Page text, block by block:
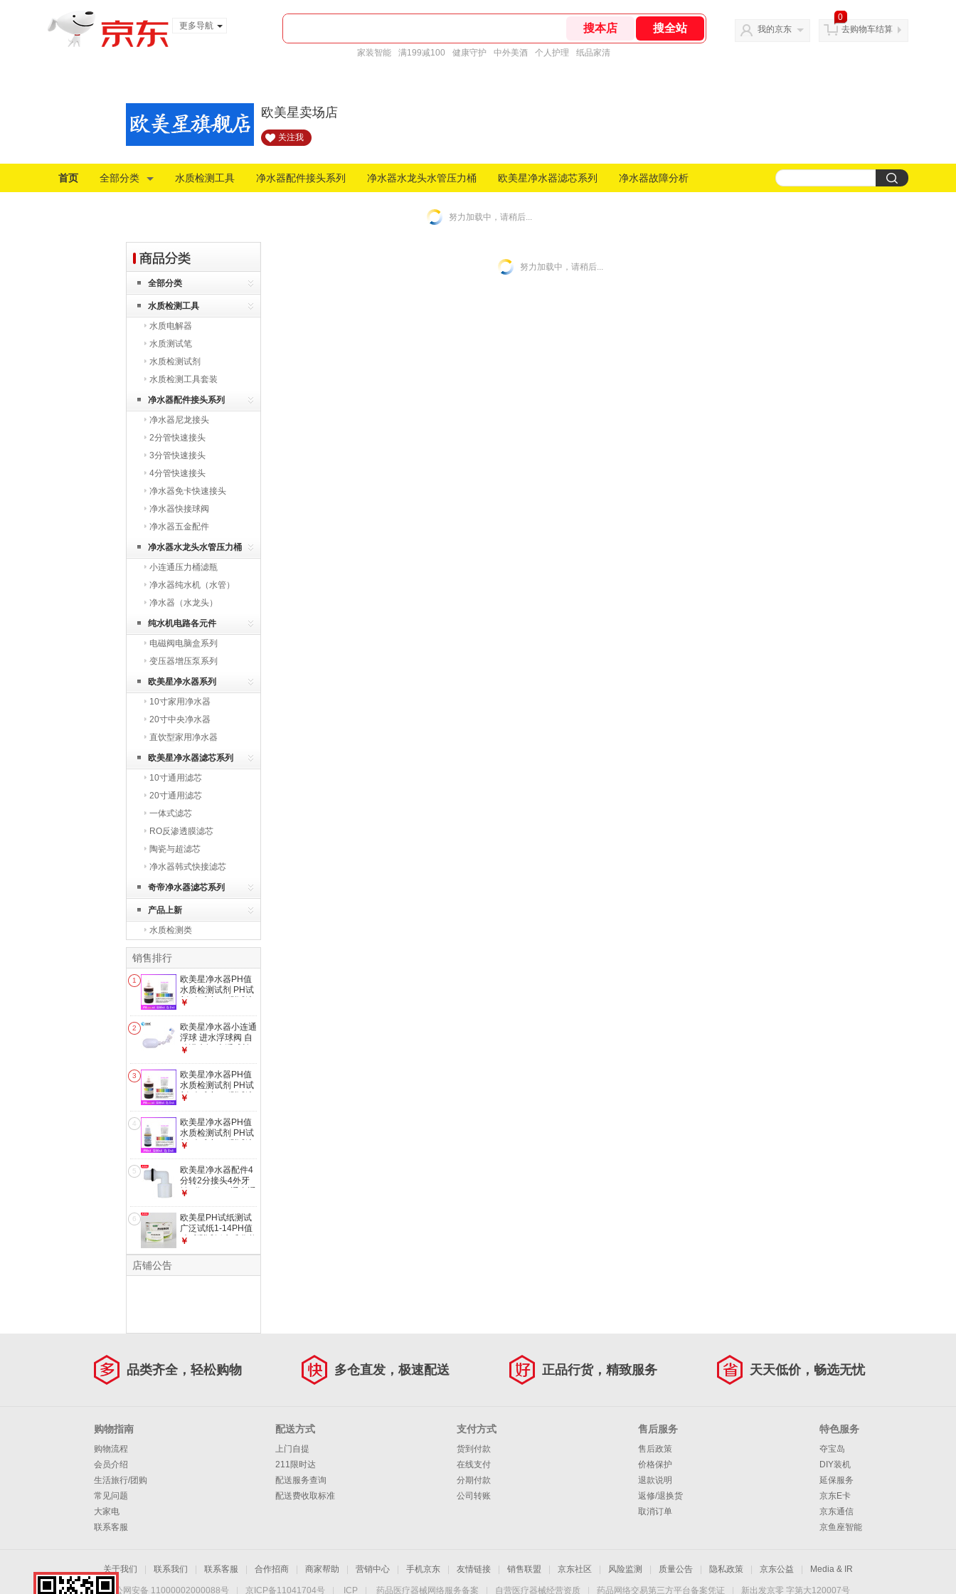
更多导航
家装智能 满199减100 健康守护 中外美酒 个人护理 纸品家清
我的京东
0
去购物车结算
欧美星卖场店
关注我
首页 全部分类 水质检测工具 净水器配件接头系列 净水器水龙头水管压力桶 欧美星净水器滤芯系列 净水器故障分析
努力加载中，请稍后...
全部分类
水质检测工具
水质电解器
水质测试笔
水质检测试剂
水质检测工具套装
净水器配件接头系列
净水器尼龙接头
2分管快速接头
3分管快速接头
4分管快速接头
净水器免卡快速接头
净水器快接球阀
净水器五金配件
净水器水龙头水管压力桶
小连通压力桶滤瓶
净水器纯水机（水管）
净水器（水龙头）
纯水机电路各元件
电磁阀电脑盒系列
变压器增压泵系列
欧美星净水器系列
10寸家用净水器
20寸中央净水器
直饮型家用净水器
欧美星净水器滤芯系列
10寸通用滤芯
20寸通用滤芯
一体式滤芯
RO反渗透膜滤芯
陶瓷与超滤芯
净水器韩式快接滤芯
奇帝净水器滤芯系列
产品上新
水质检测类
销售排行
1
欧美星净水器PH值
水质检测试剂 PH试
剂 酸碱度PH测试液
毫升PH试剂
￥
2
欧美星净水器小连通
浮球 进水浮球阀 自
动进水阀 上浮球补
球开关 接2分管
￥
3
欧美星净水器PH值
水质检测试剂 PH试
剂 酸碱度PH测试液
毫升PH试剂
￥
4
欧美星净水器PH值
水质检测试剂 PH试
剂 酸碱度PH测试液
毫升PH试剂
￥
5
欧美星净水器配件4
分转2分接头4外牙
转3分PE管三通直通
分外牙转2分管弯头
（N4044）
￥
6
欧美星PH试纸测试
广泛试纸1-14PH值
酸碱测试纸水质化妆
￥
店铺公告
努力加载中，请稍后...
品类齐全，轻松购物 多仓直发，极速配送 正品行货，精致服务 天天低价，畅选无忧
购物指南
购物流程
会员介绍
生活旅行/团购
常见问题
大家电
联系客服
配送方式
上门自提
211限时达
配送服务查询
配送费收取标准
支付方式
货到付款
在线支付
分期付款
公司转账
售后服务
售后政策
价格保护
退款说明
返修/退换货
取消订单
特色服务
夺宝岛
DIY装机
延保服务
京东E卡
京东通信
京鱼座智能
关于我们 联系我们 联系客服 合作招商 商家帮助 营销中心 手机京东 友情链接 销售联盟 京东社区 风险监测 质量公告 隐私政策 京东公益 Media & IR
京公网安备 11000002000088号 京ICP备11041704号 ICP 药品医疗器械网络服务备案 自营医疗器械经营资质 药品网络交易第三方平台备案凭证 新出发京零 字第大120007号